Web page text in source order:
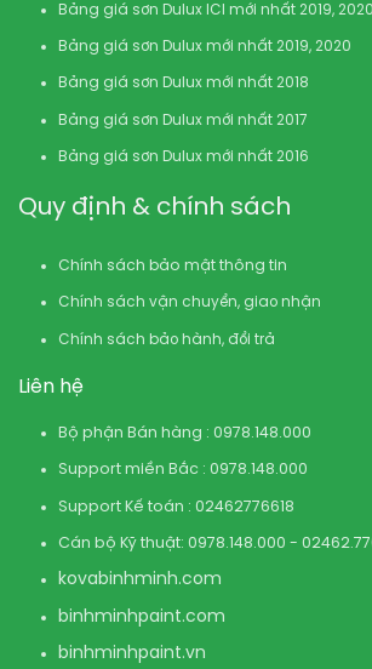
Bảng giá sơn Dulux ICI mới nhất 2019, 2020
Bảng giá sơn Dulux mới nhất 2019, 2020
Bảng giá sơn Dulux mới nhất 2018
Bảng giá sơn Dulux mới nhất 2017
Bảng giá sơn Dulux mới nhất 2016
Quy định & chính sách
Chính sách bảo mật thông tin
Chính sách vận chuyển, giao nhận
Chính sách bảo hành, đổi trả
Liên hệ
Bộ phận Bán hàng : 0978.148.000
Support miền Bắc : 0978.148.000
Support Kế toán : 02462776618
Cán bộ Kỹ thuật: 0978.148.000 -
kovabinhminh.com
binhminhpaint.com
binhminhpaint.vn